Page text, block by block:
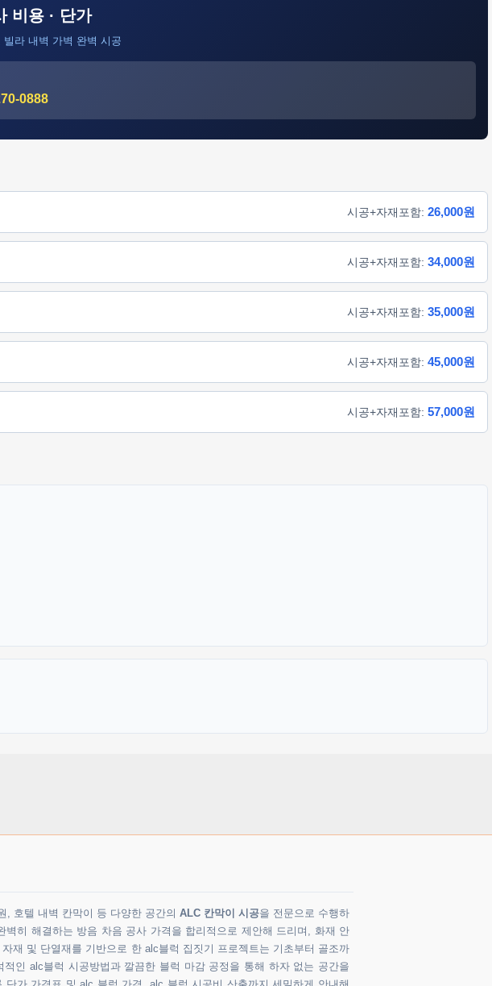
비용 · 단가
라 내벽 가벽 완벽 시공
0888
시공+자재포함: 26,000원
시공+자재포함: 34,000원
시공+자재포함: 35,000원
시공+자재포함: 45,000원
시공+자재포함: 57,000원
호텔 내벽 칸막이 등 다양한 공간의 ALC 칸막이 시공을 전문으로 수행하
히 해결하는 방음 차음 공사 가격을 합리적으로 제안해 드리며, 화재 안
재 및 단열재를 기반으로 한 alc블럭 집짓기 프로젝트는 기초부터 골조까
인 alc블럭 시공방법과 깔끔한 블럭 마감 공정을 통해 하자 없는 공간을